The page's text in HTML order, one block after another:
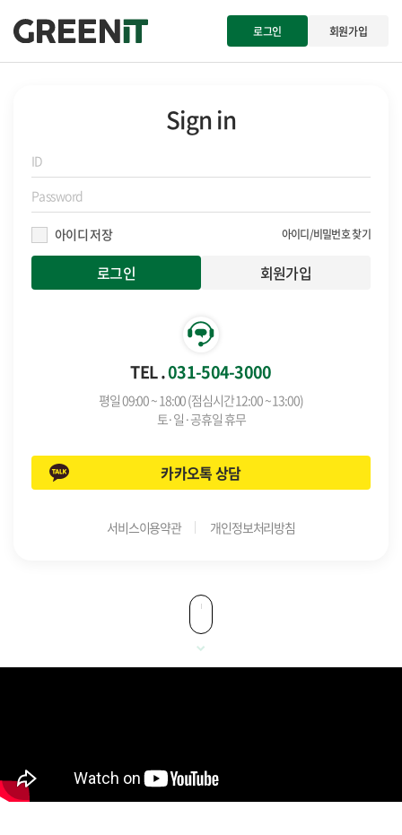
로그인 회원가입
Sign in
아이디 저장 아이디/비밀번호 찾기
회원가입
TEL .031-504-3000
평일 09:00 ~ 18:00 (점심시간 12:00 ~ 13:00)
토·일·공휴일 휴무
카카오톡 상담
서비스이용약관 개인정보처리방침